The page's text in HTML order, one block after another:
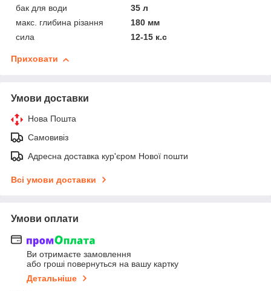
бак для води
35 л
макс. глибина різання
180 мм
сила
12-15 к.с
Приховати
Умови доставки
Нова Пошта
Самовивіз
Адресна доставка кур'єром Нової пошти
Всі умови доставки
Умови оплати
Ви отримаєте замовлення
або гроші повернуться на вашу картку
Детальніше